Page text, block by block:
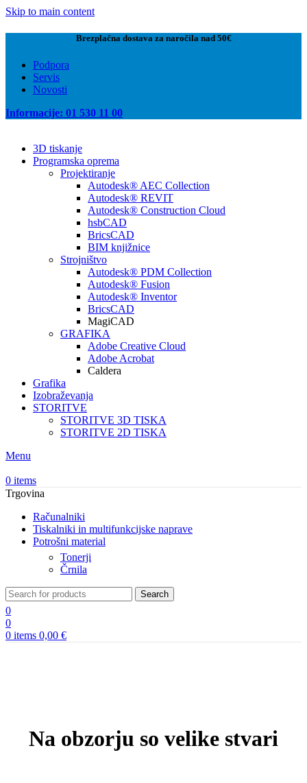
Skip to main content
Brezplačna dostava za naročila nad 50€
Podpora
Servis
Novosti
Informacije: 01 530 11 00
3D tiskanje
Programska oprema
Projektiranje
Autodesk® AEC Collection
Autodesk® REVIT
Autodesk® Construction Cloud
hsbCAD
BricsCAD
BIM knjižnice
Strojništvo
Autodesk® PDM Collection
Autodesk® Fusion
Autodesk® Inventor
BricsCAD
MagiCAD
GRAFIKA
Adobe Creative Cloud
Adobe Acrobat
Caldera
Grafika
Izobraževanja
STORITVE
STORITVE 3D TISKA
STORITVE 2D TISKA
Menu
0 items
Trgovina
Računalniki
Tiskalniki in multifunkcijske naprave
Potrošni material
Tonerji
Črnila
Search
0
0
0 items 0,00 €
Na obzorju so velike stvari